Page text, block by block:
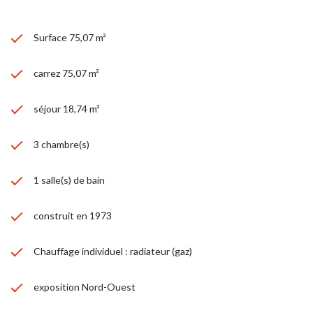
Surface 75,07 m²
carrez 75,07 m²
séjour 18,74 m²
3 chambre(s)
1 salle(s) de bain
construit en 1973
Chauffage individuel : radiateur (gaz)
exposition Nord-Ouest